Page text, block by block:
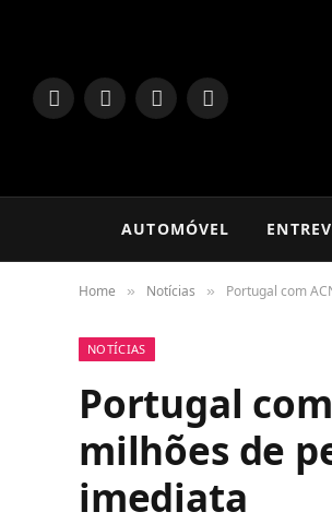
LinkedInFacebookInstagram
TikTok
AUTOMÓVEL
Home » Notícias » Portugal com
NOTÍCIAS
Portugal
milhões de
imediata